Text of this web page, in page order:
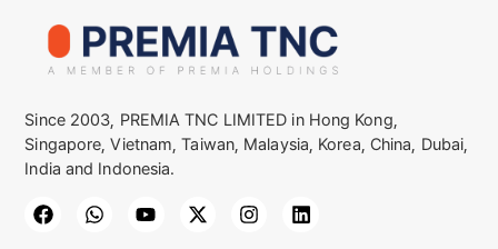
Since 2003, PREMIA TNC LIMITED in Hong Kong,
Singapore, Vietnam, Taiwan, Malaysia, Korea, China, Dubai,
India and Indonesia.